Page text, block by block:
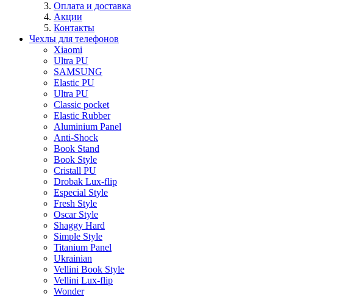
Оплата и доставка
Акции
Контакты
Чехлы для телефонов
Xiaomi
Ultra PU
SAMSUNG
Elastic PU
Ultra PU
Classic pocket
Elastic Rubber
Aluminium Panel
Anti-Shock
Book Stand
Book Style
Cristall PU
Drobak Lux-flip
Especial Style
Fresh Style
Oscar Style
Shaggy Hard
Simple Style
Titanium Panel
Ukrainian
Vellini Book Style
Vellini Lux-flip
Wonder